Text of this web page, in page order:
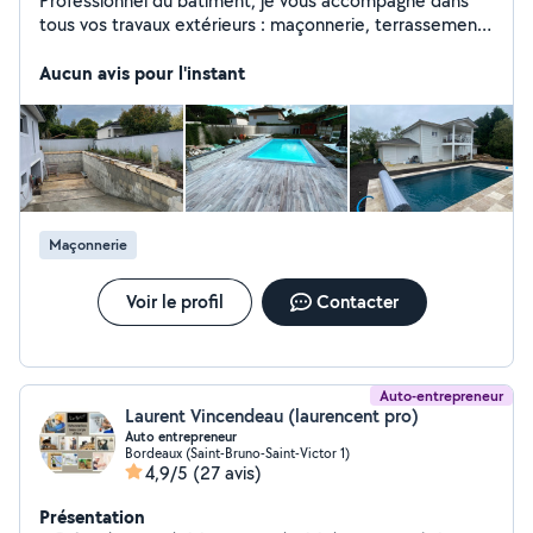
tous vos travaux extérieurs : maçonnerie, terrassement .
d'allées, de parkings et d'accès chantier. Je réalise
sérieux, soigné et adapté à vos besoins.
Aucun avis pour l'instant
Maçonnerie
Voir le profil Contacter
Auto-entrepreneur
Laurent Vincendeau (laurencent pro)
Auto entrepreneur
Bordeaux (Saint-Bruno-Saint-Victor 1)
4,9/5 (27 avis)
Présentation